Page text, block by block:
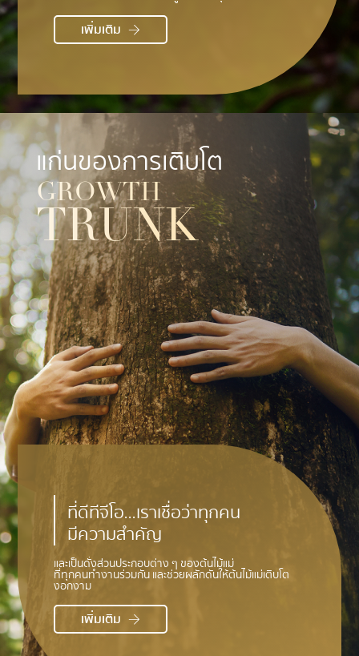
เพิ่มเติม
แก่นของการเติบโต
GROWTH
TRUNK
ที่ดีทีจีโอ...เราเชื่อว่าทุกคน
มีความสำคัญ
และเป็นดั่งส่วนประกอบต่าง ๆ ของต้นไม้แม่
ที่ทุกคนทำงานร่วมกัน และช่วยผลักดันให้ต้นไม้แม่เติบโต
งอกงาม
เพิ่มเติม